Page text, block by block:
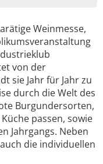
Weinmesse,
von der
sie Jahr für Jahr zu
durch die Welt des
Burgundersorten,
passen, sowie
Jahrgangs. Neben
die individuellen